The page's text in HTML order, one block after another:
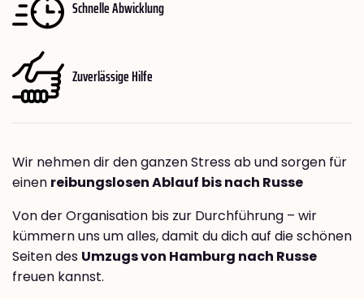
Schnelle Abwicklung
Zuverlässige Hilfe
Wir nehmen dir den ganzen Stress ab und sorgen für
einen reibungslosen Ablauf bis nach Russe
Von der Organisation bis zur Durchführung – wir
kümmern uns um alles, damit du dich auf die schönen
Seiten des Umzugs von Hamburg nach Russe
freuen kannst.